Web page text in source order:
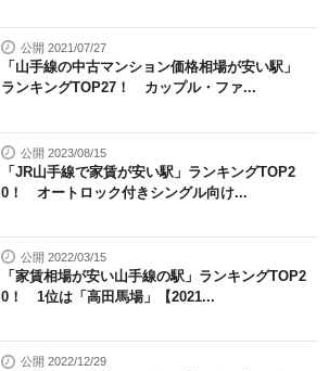
公開 2021/07/27
「山手線の中古マンション価格相場が安い駅」
ランキングTOP27！ カップル・ファ...
公開 2023/08/15
「JR山手線で家賃が安い駅」ランキングTOP2
0！ オートロック付きシングル向け...
公開 2022/03/15
「家賃相場が安い山手線の駅」ランキングTOP2
0！ 1位は「高田馬場」【2021...
公開 2022/12/29